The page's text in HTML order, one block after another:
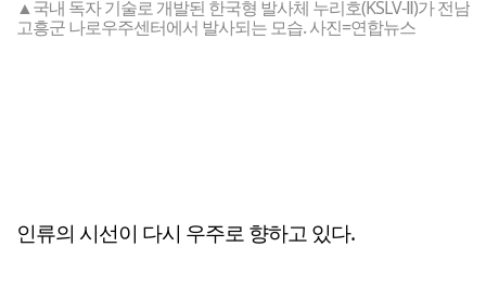
▲국내 독자 기술로 개발된 한국형 발사체 누리호(KSLV-Ⅱ)가 전남
고흥군 나로우주센터에서 발사되는 모습. 사진=연합뉴스
인류의 시선이 다시 우주로 향하고 있다.